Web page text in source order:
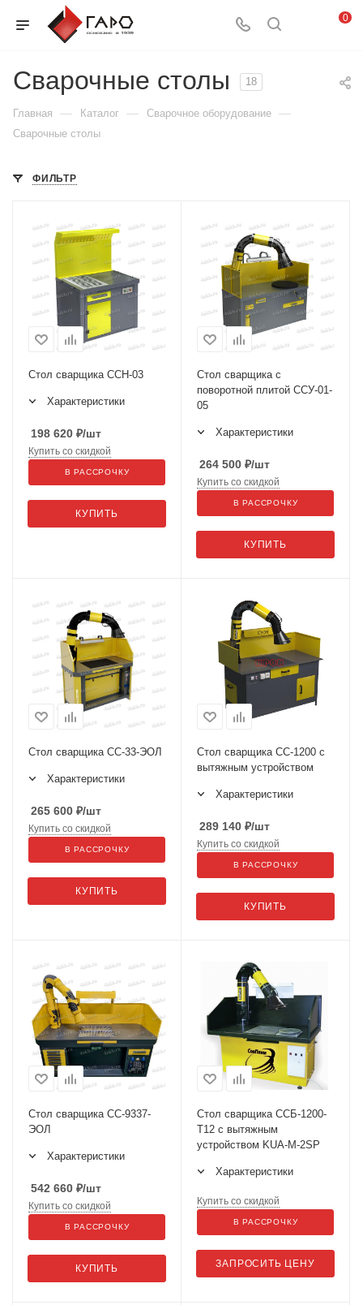
0
Сварочные столы 18
Главная — Каталог — Сварочное оборудование —
Сварочные столы
ФИЛЬТР
Стол сварщика ССН-03
Характеристики
198 620 ₽/шт
КУПИТЬ
Купить со скидкой
В РАССРОЧКУ
Стол сварщика с
поворотной плитой ССУ-01-
05
Характеристики
264 500 ₽/шт
КУПИТЬ
Купить со скидкой
В РАССРОЧКУ
Стол сварщика СС-33-ЭОЛ
Характеристики
265 600 ₽/шт
КУПИТЬ
Купить со скидкой
В РАССРОЧКУ
Стол сварщика СС-1200 с
вытяжным устройством
Характеристики
289 140 ₽/шт
КУПИТЬ
Купить со скидкой
В РАССРОЧКУ
Стол сварщика СС-9337-
ЭОЛ
Характеристики
542 660 ₽/шт
КУПИТЬ
Купить со скидкой
В РАССРОЧКУ
Стол сварщика ССБ-1200-
T12 с вытяжным
устройством KUA-M-2SP
Характеристики
ЗАПРОСИТЬ ЦЕНУ
Купить со скидкой
В РАССРОЧКУ